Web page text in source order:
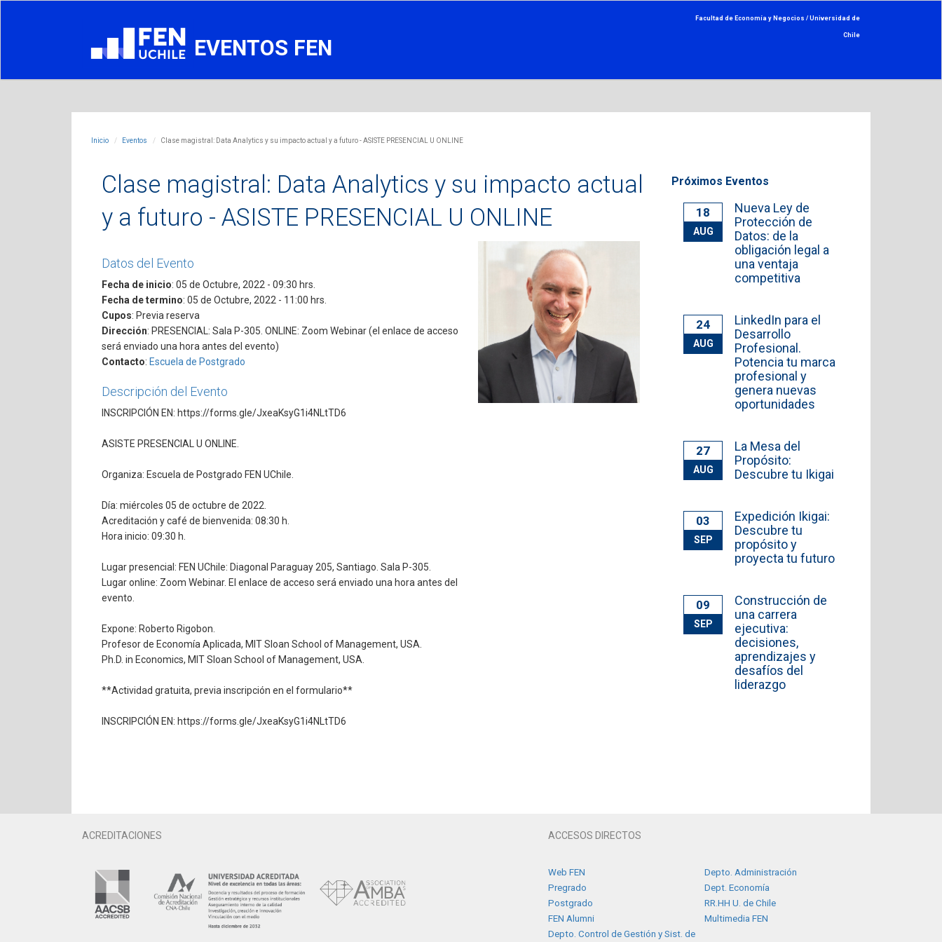
EVENTOS FEN
Facultad de Economía y Negocios / Universidad de
Chile
Inicio Eventos Clase magistral: Data Analytics y su impacto actual y a futuro - ASISTE PRESENCIAL U ONLINE
Clase magistral: Data Analytics y su impacto actual
y a futuro - ASISTE PRESENCIAL U ONLINE
Datos del Evento
Fecha de inicio: 05 de Octubre, 2022 - 09:30 hrs.
Fecha de termino: 05 de Octubre, 2022 - 11:00 hrs.
Cupos: Previa reserva
Dirección: PRESENCIAL: Sala P-305. ONLINE: Zoom Webinar (el enlace de acceso
será enviado una hora antes del evento)
Contacto: Escuela de Postgrado
Descripción del Evento
INSCRIPCIÓN EN: https://forms.gle/JxeaKsyG1i4NLtTD6
ASISTE PRESENCIAL U ONLINE.
Organiza: Escuela de Postgrado FEN UChile.
Día: miércoles 05 de octubre de 2022.
Acreditación y café de bienvenida: 08:30 h.
Hora inicio: 09:30 h.
Lugar presencial: FEN UChile: Diagonal Paraguay 205, Santiago. Sala P-305.
Lugar online: Zoom Webinar. El enlace de acceso será enviado una hora antes del
evento.
Expone: Roberto Rigobon.
Profesor de Economía Aplicada, MIT Sloan School of Management, USA.
Ph.D. in Economics, MIT Sloan School of Management, USA.
**Actividad gratuita, previa inscripción en el formulario**
INSCRIPCIÓN EN: https://forms.gle/JxeaKsyG1i4NLtTD6
Próximos Eventos
18
AUG
Nueva Ley de
Protección de
Datos: de la
obligación legal a
una ventaja
competitiva
24
AUG
LinkedIn para el
Desarrollo
Profesional.
Potencia tu marca
profesional y
genera nuevas
oportunidades
27
AUG
La Mesa del
Propósito:
Descubre tu Ikigai
03
SEP
Expedición Ikigai:
Descubre tu
propósito y
proyecta tu futuro
09
SEP
Construcción de
una carrera
ejecutiva:
decisiones,
aprendizajes y
desafíos del
liderazgo
ACREDITACIONES ACCESOS DIRECTOS
Web FEN
Pregrado
Postgrado
FEN Alumni
Depto. Control de Gestión y Sist. de
Depto. Administración
Dept. Economía
RR.HH U. de Chile
Multimedia FEN